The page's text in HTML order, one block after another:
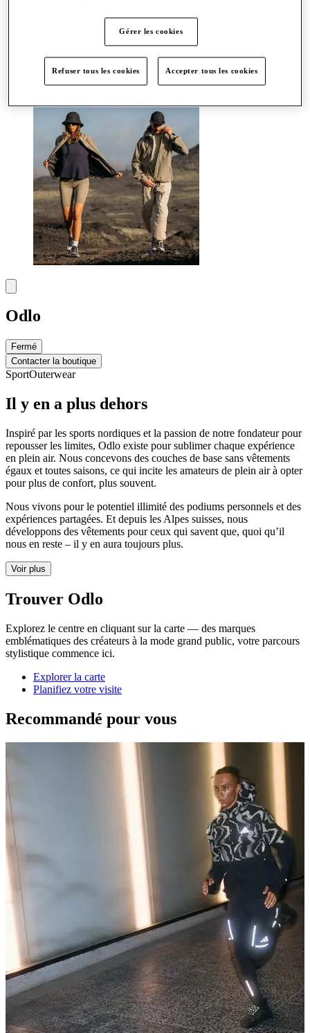
Mangez et buvez
Odlo
Fermé
Contacter la boutique
SportOuterwear
Il y en a plus dehors
Inspiré par les sports nordiques et la passion de notre fondateur pour
repousser les limites, Odlo existe pour sublimer chaque expérience
en plein air. Nous concevons des couches de base sans vêtements
égaux et toutes saisons, ce qui incite les amateurs de plein air à opter
pour plus de confort, plus souvent.
Nous vivons pour le potentiel illimité des podiums personnels et des
expériences partagées. Et depuis les Alpes suisses, nous
développons des vêtements pour ceux qui savent que, quoi qu’il
nous en reste – il y en aura toujours plus.
Voir plus
Trouver Odlo
Explorez le centre en cliquant sur la carte — des marques
emblématiques des créateurs à la mode grand public, votre parcours
stylistique commence ici.
Explorer la carte
Planifiez votre visite
Recommandé pour vous
Gérer les cookies
Refuser tous les cookies Accepter tous les cookies